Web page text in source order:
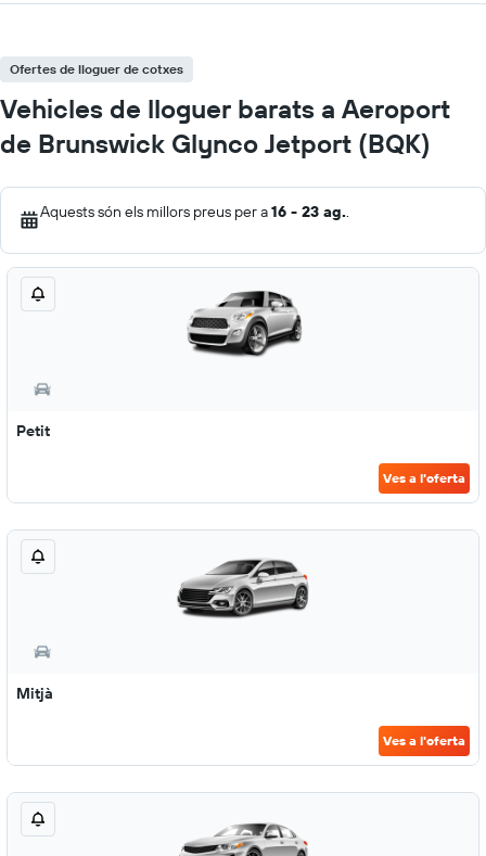
Ofertes de lloguer de cotxes
Vehicles de lloguer barats a Aeroport
de Brunswick Glynco Jetport (BQK)
Aquests són els millors preus per a16 - 23 ag..
Petit
Ves a l'oferta
Mitjà
Ves a l'oferta